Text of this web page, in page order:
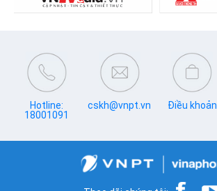
Hotline:
18001091
cskh@vnpt.vn Điều khoản